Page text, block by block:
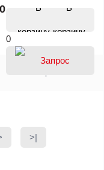
В
корзину
0
>|